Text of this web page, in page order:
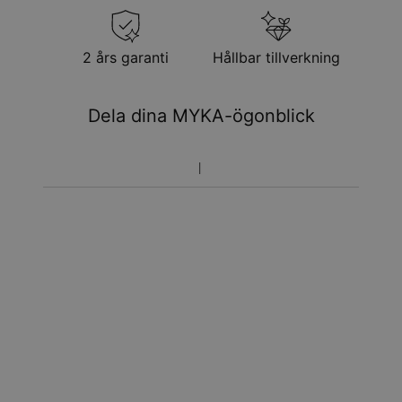
2 års garanti Hållbar tillverkning
Dela dina MYKA-ögonblick